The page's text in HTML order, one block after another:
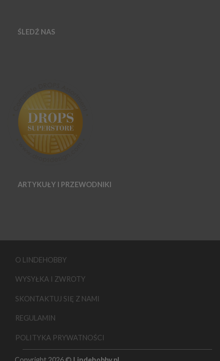
ŚLEDŹ NAS
ARTYKUŁY I PRZEWODNIKI
O LINDEHOBBY
WYSYŁKA I ZWROTY
SKONTAKTUJ SIĘ Z NAMI
REGULAMIN
POLITYKA PRYWATNOŚCI